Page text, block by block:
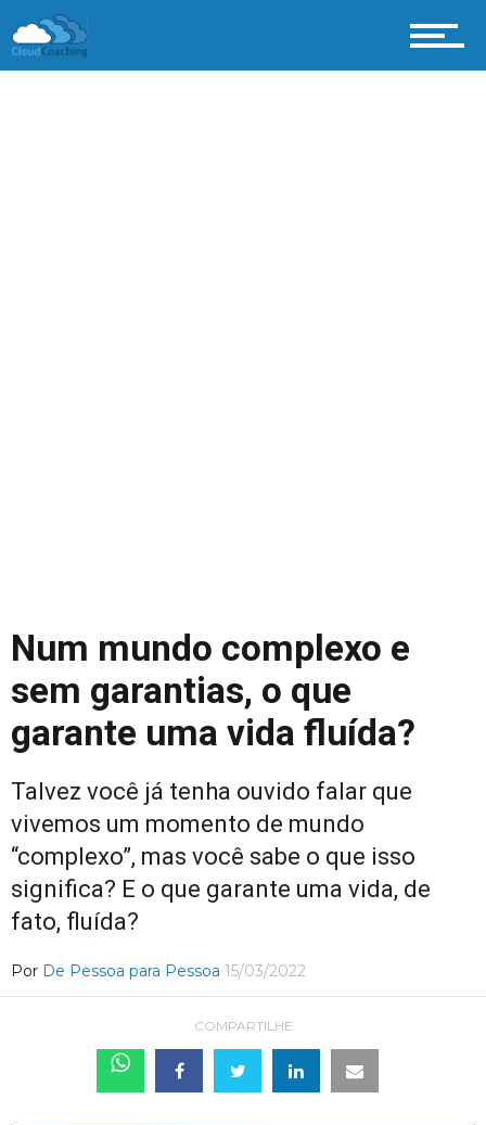
Num mundo complexo e
sem garantias, o que
garante uma vida fluída?
Talvez você já tenha ouvido falar que
vivemos um momento de mundo
“complexo”, mas você sabe o que isso
significa? E o que garante uma vida, de
fato, fluída?
Por De Pessoa para Pessoa 15/03/2022
COMPARTILHE